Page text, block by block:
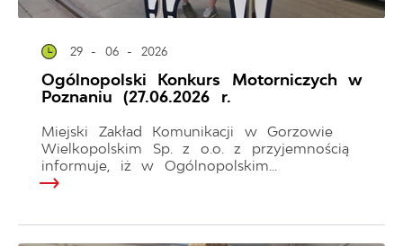
29 - 06 - 2026
Ogólnopolski Konkurs Motorniczych w
Poznaniu (27.06.2026 r.
Miejski Zakład Komunikacji w Gorzowie
Wielkopolskim Sp. z o.o. z przyjemnością
informuje, iż w Ogólnopolskim...